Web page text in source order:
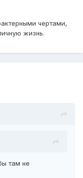
чертами,
жизнь.
там не